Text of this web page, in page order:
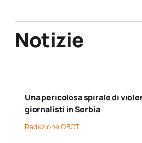
Notizie
Una pericolosa spirale di
giornalisti in Serbia
Redazione OBCT